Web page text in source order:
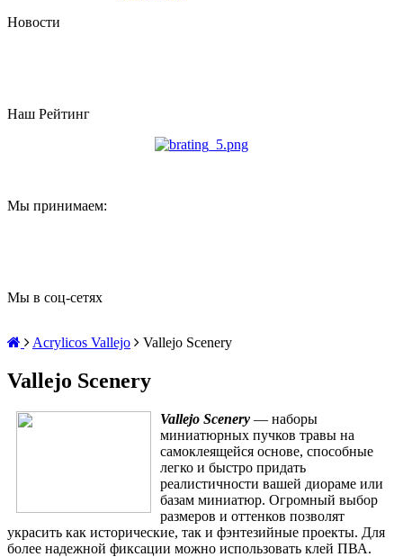
Новости
Наш Рейтинг
Мы принимаем:
Мы в соц-сетях
Acrylicos Vallejo Vallejo Scenery
Vallejo Scenery
Vallejo Scenery — наборы
миниатюрных пучков травы на
самоклеящейся основе, способные
легко и быстро придать
реалистичности вашей диораме или
базам миниатюр. Огромный выбор
размеров и оттенков позволят
украсить как исторические, так и фэнтезийные проекты. Для
более надежной фиксации можно использовать клей ПВА.